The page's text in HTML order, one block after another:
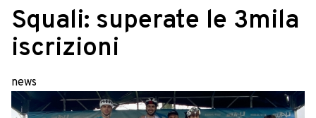
Squali: superate le 3mila
iscrizioni
news